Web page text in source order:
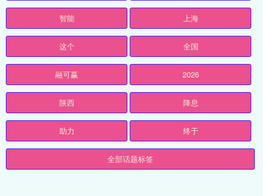
智能 上海
这个 全国
融可赢 2026
陕西 降息
助力 终于
全部话题标签